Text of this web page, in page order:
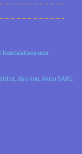
Kontaktiere uns
das von Avrio SARL